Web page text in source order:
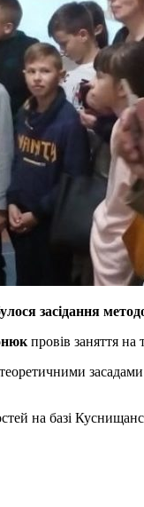
засідання
провів заняття
на базі